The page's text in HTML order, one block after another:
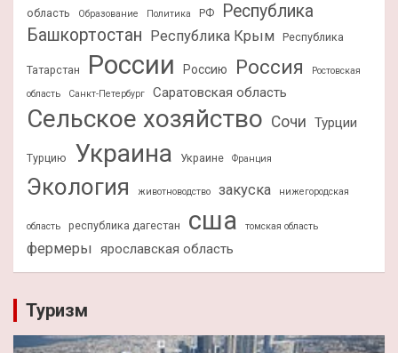
область
Образование Политика РФ
Республика
Башкортостан Республика Крым Республика
Татарстан России Россию Россия
Ростовская
область
Санкт-Петербург Саратовская область
Сельское хозяйство Сочи Турции
Турцию Украина Украине Франция
Экология животноводство закуска нижегородская
область республика дагестан сша томская область
фермеры ярославская область
Туризм